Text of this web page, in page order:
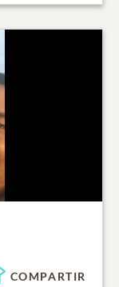
COMPARTIR